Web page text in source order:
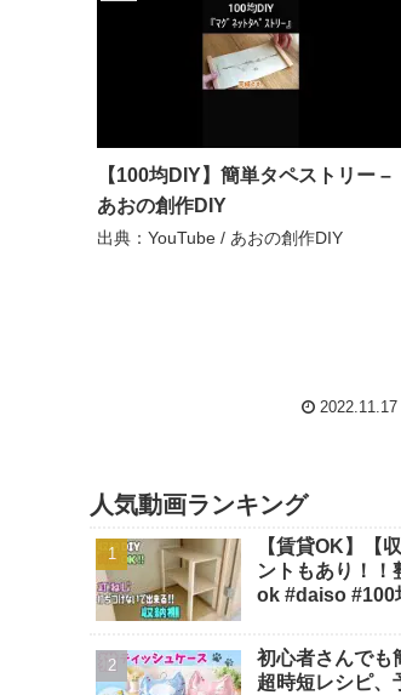
【100均DIY】簡単タペストリー –
あおの創作DIY
出典：YouTube / あおの創作DIY
2022.11.17
人気動画ランキング
【賃貸OK】【
ントもあり！
ok #daiso #100
初心者さんでも
超時短レシピ、